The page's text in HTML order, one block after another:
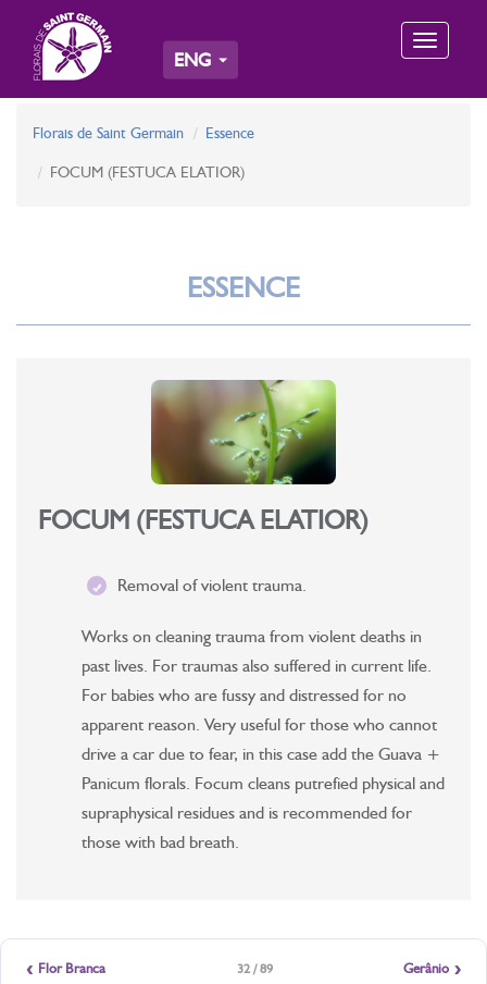
Toggle
ENG
Florais de Saint Germain Essence
FOCUM (FESTUCA ELATIOR)
ESSENCE
FOCUM (FESTUCA ELATIOR)
Removal of violent trauma.
Works on cleaning trauma from violent deaths in
past lives. For traumas also suffered in current life.
For babies who are fussy and distressed for no
apparent reason. Very useful for those who cannot
drive a car due to fear, in this case add the Guava +
Panicum florals. Focum cleans putrefied physical and
supraphysical residues and is recommended for
those with bad breath.
‹ Flor Branca 32 / 89 Gerânio ›